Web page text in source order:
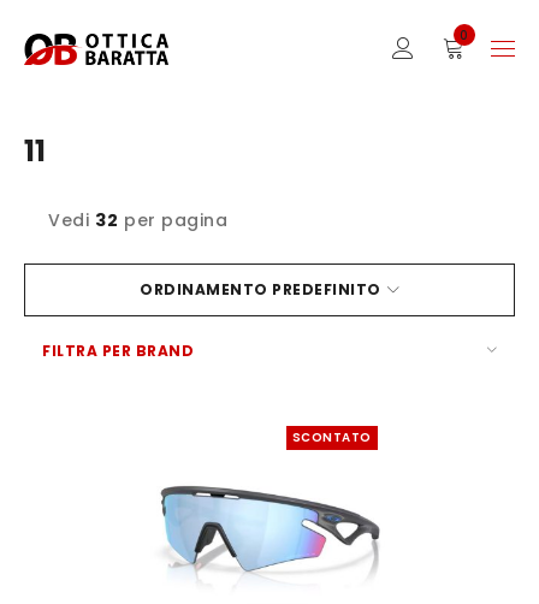
0
11
ORDINAMENTO PREDEFINITO
Vedi 32 per pagina
FILTRA PER BRAND
SCONTATO